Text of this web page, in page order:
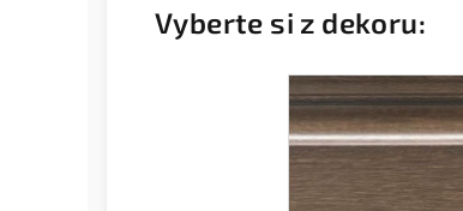
Vyberte si z dekoru: